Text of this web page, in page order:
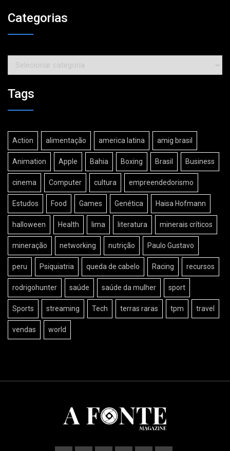
Categorias
Categorias
Tags
Action alimentação america latina amig brasil
Animation Apple Bahia Boxing Brasil Business
cinema Computer cultura empreendedorismo
Estudos Food Games Genética Haisa Hofmann
halloween Health lima literatura minerais críticos
mineração networking nutrição Paulo Gustavo
peru Psiquiatria queda de cabelo Racing recursos
rodrigohunter saúde saúde da mulher sport
Sports streaming Tech terras raras tpm travel
vendas world